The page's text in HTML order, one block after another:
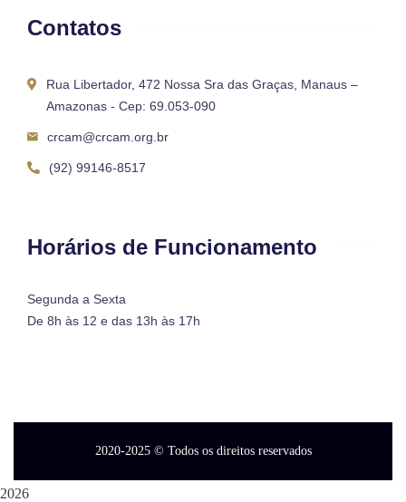
Contatos
Rua Libertador, 472 Nossa Sra das Graças, Manaus –
Amazonas - Cep: 69.053-090
crcam@crcam.org.br
(92) 99146-8517
Horários de Funcionamento
Segunda a Sexta
De 8h às 12 e das 13h às 17h
2020-2025© Todos os direitos reservados
2026